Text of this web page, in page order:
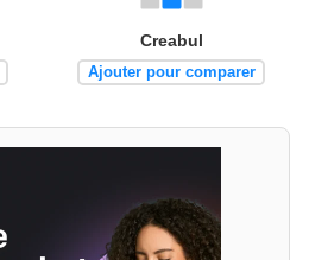
Creabul
Ajouter pour comparer